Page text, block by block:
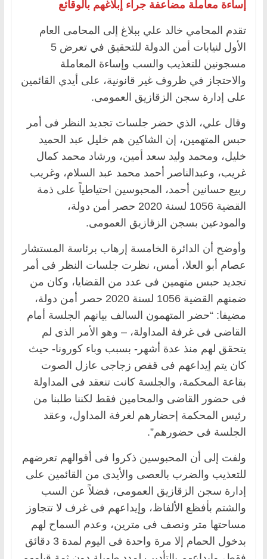
إساءة معاملة مضاعفة جراء ‏إبلاغهم بالوقائع
تقدم المحامي خالد علي ببلاغ إلى المحامى العام
الأول لنيابات أمن الدولة للتحقيق في تعرض 5
مسجونين للتعذيب والسب وإساءة المعاملة
والاحتجاز في ظروف غير قانونية، على أيدي القائمين
على إدارة سجن الزقازيق العمومى.
وقال علي، الذي حضر جلسات تجديد النظر فى أمر
حبس المتهمين، إن الشاكين هم خليل عبد الحميد
خليل، ومحمد وليد سعد أمين، ورشاد محمد كمال
غريب، وعبدالناصر أحمد محمد عبد السلام، وغريب
ربيع حسانين أحمد، المحبوسين احتياطياً على ذمة
القضية 1056 لسنة 2020 حصر أمن دولة،
والمودعين بسجن الزقازيق العمومى.
وأوضح أن الدائرة الخامسة إرهاب برئاسة المستشار
عصام أبو العلا، أمس، نظرت جلسات النظر فى أمر
تجديد حبس متهمين فى عدد من القضايا، وكان من
ضمنهم القضية 1056 لسنة 2020 حصر أمن دولة،
مضيفا: “حضر المتهمون السالف بيانهم الجلسة أمام
القاضى فى غرفة المداولة، – وهو الأمر الذى لم
يتحقق لهم منذ عدة أشهر- بسبب وباء كورونا- حيث
كان يتم إيداعهم فى قفص زجاجى عازل الصوت
بقاعة المحكمة، والجلسة كانت تنعقد فى المداولة
فى حضور القاضى والمحامين فقط لكننا طلبنا من
رئيس المحكمة إحضارهم لغرفة المداول، وعقد
الجلسة فى حضورهم”.
ولفت إلى أن المحبوسين ذكروا فى أقوالهم تعرضهم
للتعذيب والضرب بالعصى والأيدى من القائمين على
إدارة سجن الزقازيق العمومى، فضلاً عن السب
والشتم بأفظع الألفاظ، وإيداعهم فى غرف لا تتجاوز
مساحتها متر ونصف فى مترين، وعدم السماح لهم
بدخول الحمام إلا مرة واحدة فى اليوم لمدة 3 دقائق